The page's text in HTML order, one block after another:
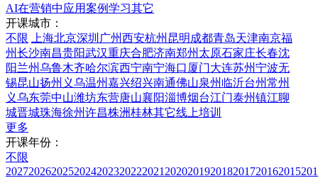
AI在营销中应用案例学习其它
开课城市：
不限
上海北京深圳 广州西安杭州 昆明 成都青岛天津南京福
州长沙南昌贵阳武汉重庆合肥济南郑州 太原石家庄长春沈
阳兰州乌鲁木齐哈尔滨西宁南宁海口 厦门大连苏州宁波无
锡昆山扬州 义乌温州嘉兴绍兴南通佛山泉州 临沂台州常州
义乌东莞中山潍坊东营唐山襄阳淄博烟台江门泰州镇江聊
城晋城珠海徐州许昌株洲桂林其它线上培训
更多
开课年份：
不限
2027202620252024202320222021 202020192018201720162015